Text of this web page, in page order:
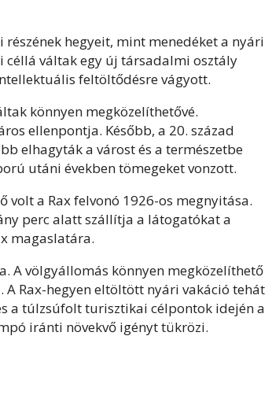
hegyeit, mint menedéket a nyári
céllá váltak egy új társadalmi osztály
feltöltődésre vágyott.
könnyen megközelíthetővé.
ellenpontja. Később, a 20. század
elhagyták a várost és a természetbe
utáni években tömegeket vonzott.
a Rax felvonó 1926-os megnyitása.
perc alatt szállítja a látogatókat a
magaslatára.
A völgyállomás könnyen megközelíthető
Rax-hegyen eltöltött nyári vakáció tehát
a túlzsúfolt turisztikai célpontok idején a
iránti növekvő igényt tükrözi.